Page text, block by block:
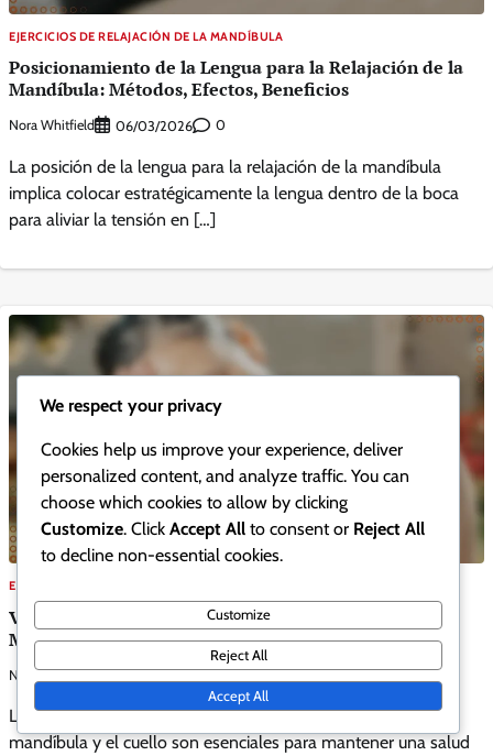
EJERCICIOS DE RELAJACIÓN DE LA MANDÍBULA
Posicionamiento de la Lengua para la Relajación de la
Mandíbula: Métodos, Efectos, Beneficios
Nora Whitfield 06/03/2026 0
La posición de la lengua para la relajación de la mandíbula
implica colocar estratégicamente la lengua dentro de la boca
para aliviar la tensión en […]
EJERCICIOS DE RELAJACIÓN DE LA MANDÍBULA
Verificaciones de Alineación para la Postura de
Mandíbula y Cuello: Métodos, Frecuencia, Beneficios
Nora Whitfield 02/03/2026 0
Las revisiones regulares de alineación para la postura de la
mandíbula y el cuello son esenciales para mantener una salud
We respect your privacy
Cookies help us improve your experience, deliver
personalized content, and analyze traffic. You can
choose which cookies to allow by clicking
Customize. Click Accept All to consent or Reject All
to decline non-essential cookies.
Customize
Reject All
Accept All